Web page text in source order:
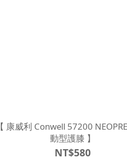
【 康威利 Conwell 57200
動型護膝 】
NT$580